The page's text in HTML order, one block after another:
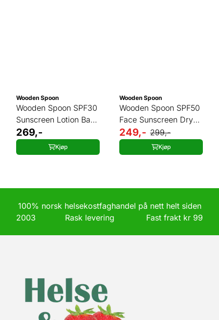
Wooden Spoon
Wooden Spoon SPF30
Sunscreen Lotion Baby
& Family 50 ml
269,-
Kjøp
Wooden Spoon
Wooden Spoon SPF50
Face Sunscreen Dry
Oils 50 ml
249,- 299,-
Kjøp
100% norsk helsekostfaghandel på nett helt siden
2003 Rask levering Fast frakt kr 99